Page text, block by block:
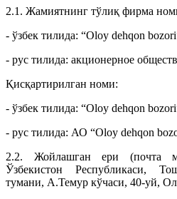
2.1. Жамиятнинг тўлиқ фирма
- ўзбек тилида: “Oloy dehqon
- рус тилида: акционерное
Қисқартирилган номи:
- ўзбек тилида: “Oloy dehqon
- рус тилида: АО “Oloy dehqon
2.2. Жойлашган ери (почта
Ўзбекистон Республикаси,
тумани, А.Темур кўчаси, 40-уй,